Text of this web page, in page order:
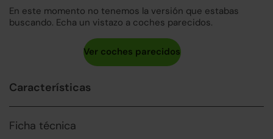
En este momento no tenemos la versión que estabas
buscando. Echa un vistazo a coches parecidos.
Características
Ficha técnica